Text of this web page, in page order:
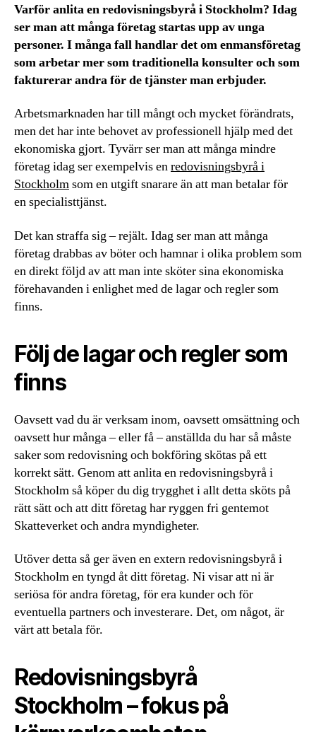
Varför anlita en redovisningsbyrå i Stockholm? Idag
ser man att många företag startas upp av unga
personer. I många fall handlar det om enmansföretag
som arbetar mer som traditionella konsulter och som
fakturerar andra för de tjänster man erbjuder.
Arbetsmarknaden har till mångt och mycket förändrats,
men det har inte behovet av professionell hjälp med det
ekonomiska gjort. Tyvärr ser man att många mindre
företag idag ser exempelvis enredovisningsbyrå i
Stockholmsom en utgift snarare än att man betalar för
en specialisttjänst.
Det kan straffa sig – rejält. Idag ser man att många
företag drabbas av böter och hamnar i olika problem som
en direkt följd av att man inte sköter sina ekonomiska
förehavanden i enlighet med de lagar och regler som
finns.
Följ de lagar och regler som
finns
Oavsett vad du är verksam inom, oavsett omsättning och
oavsett hur många – eller få – anställda du har så måste
saker som redovisning och bokföring skötas på ett
korrekt sätt. Genom att anlita en redovisningsbyrå i
Stockholm så köper du dig trygghet i allt detta sköts på
rätt sätt och att ditt företag har ryggen fri gentemot
Skatteverket och andra myndigheter.
Utöver detta så ger även en extern redovisningsbyrå i
Stockholm en tyngd åt ditt företag. Ni visar att ni är
seriösa för andra företag, för era kunder och för
eventuella partners och investerare. Det, om något, är
värt att betala för.
Redovisningsbyrå
Stockholm – fokus på